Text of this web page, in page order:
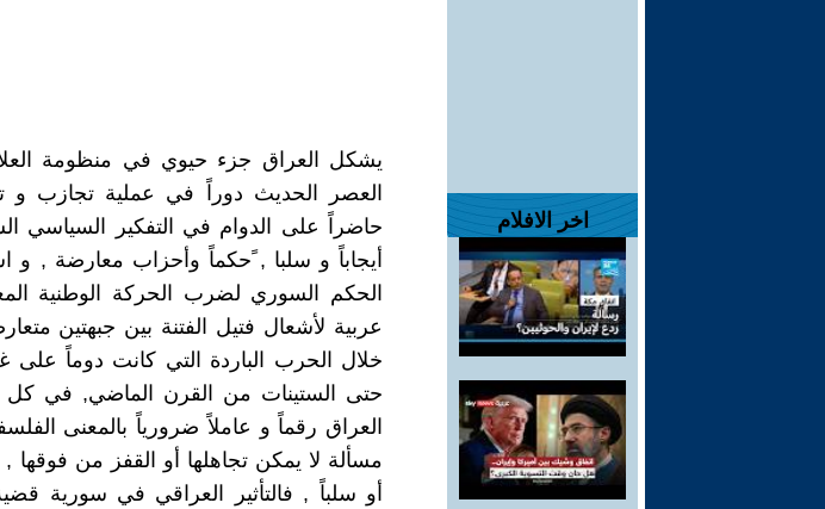
اخر الافلام
يشكل العراق جزء حيوي في منظومة
العصر الحديث دوراً في عملية تجازب و
حاضراً على الدوام في التفكير
أيجاباً و سلبا , ًحكماً وأحزاب معارضة , و
الحكم السوري لضرب الحركة الوطنية
عربية لأشعال فتيل الفتنة بين جبهتين
خلال الحرب الباردة التي كانت دوماً
حتى الستينات من القرن الماضي, في كل
العراق رقماً و عاملاً ضرورياً بالمعنى
مسألة لا يمكن تجاهلها أو القفز من فوقها ,
أو سلباً , فالتأثير العراقي في سورية